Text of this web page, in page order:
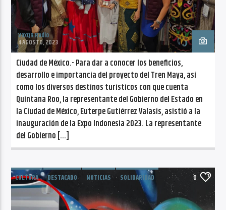
VoxQR Radio
4 AGOSTO, 2023
Ciudad de México.- Para dar a conocer los beneficios,
desarrollo e importancia del proyecto del Tren Maya, así
como los diversos destinos turísticos con que cuenta
Quintana Roo, la representante del Gobierno del Estado en
la Ciudad de México, Euterpe Gutiérrez Valasis, asistió a la
inauguración de la Expo Indonesia 2023. La representante
del Gobierno […]
CULTURA DESTACADO NOTICIAS SOLIDARIDAD 0